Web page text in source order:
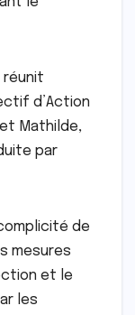
réunit
d’Action
Mathilde,
par
de
mesures
et le
les